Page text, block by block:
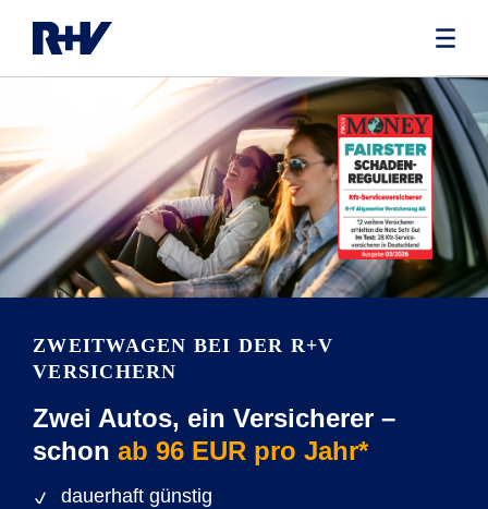
ZWEITWAGEN BEI DER R+V
VERSICHERN
Zwei Autos, ein Versicherer –
schon ab 96 EUR pro Jahr*
dauerhaft günstig